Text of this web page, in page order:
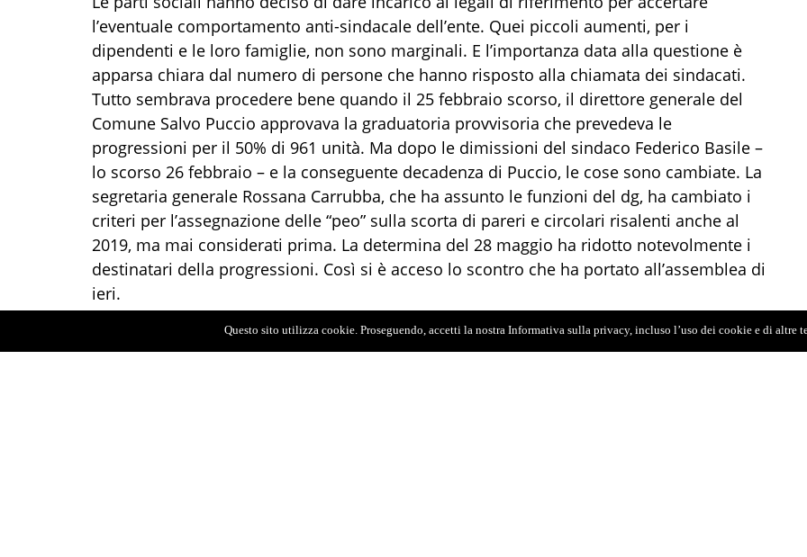
l’eventuale comportamento anti-sindacale dell’ente. Quei piccoli aumenti, per i
dipendenti e le loro famiglie, non sono marginali. E l’importanza data alla questione è
apparsa chiara dal numero di persone che hanno risposto alla chiamata dei sindacati.
Tutto sembrava procedere bene quando il 25 febbraio scorso, il direttore generale del
Comune Salvo Puccio approvava la graduatoria provvisoria che prevedeva le
progressioni per il 50% di 961 unità. Ma dopo le dimissioni del sindaco Federico Basile –
lo scorso 26 febbraio – e la conseguente decadenza di Puccio, le cose sono cambiate. La
segretaria generale Rossana Carrubba, che ha assunto le funzioni del dg, ha cambiato i
criteri per l’assegnazione delle “peo” sulla scorta di pareri e circolari risalenti anche al
2019, ma mai considerati prima. La determina del 28 maggio ha ridotto notevolmente i
destinatari della progressioni. Così si è acceso lo scontro che ha portato all’assemblea di
ieri.
A parlare ai lavoratori radunati nel salone sono stati ieri i segretari di Fp Cgil Antonio
Trino e Giuseppe Previti, di Uil Fpl Livio Andronico e Emilio Di Stefano, di Csa Pietro Fotia
Questo sito utilizza cookie. Proseguendo, accetti la nostra Informativa sulla privacy, incluso l’uso dei cookie e di altre